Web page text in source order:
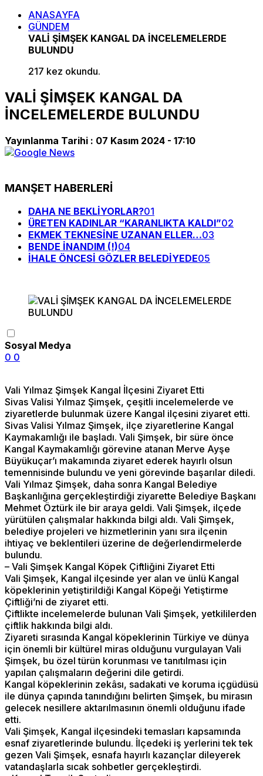
ANASAYFA
GÜNDEM
VALİ ŞİMŞEK KANGAL DA İNCELEMELERDE
BULUNDU
217 kez okundu.
VALİ ŞİMŞEK KANGAL DA
İNCELEMELERDE BULUNDU
Yayınlanma Tarihi : 07 Kasım 2024 - 17:10
MANŞET HABERLERİ
DAHA NE BEKLİYORLAR?01
ÜRETEN KADINLAR “KARANLIKTA KALDI”02
EKMEK TEKNESİNE UZANAN ELLER…03
BENDE İNANDIM (!)04
İHALE ÖNCESİ GÖZLER BELEDİYEDE05
Sosyal Medya
0 0
Vali Yılmaz Şimşek Kangal İlçesini Ziyaret Etti
Sivas Valisi Yılmaz Şimşek, çeşitli incelemelerde ve
ziyaretlerde bulunmak üzere Kangal ilçesini ziyaret etti.
Sivas Valisi Yılmaz Şimşek, ilçe ziyaretlerine Kangal
Kaymakamlığı ile başladı. Vali Şimşek, bir süre önce
Kangal Kaymakamlığı görevine atanan Merve Ayşe
Büyükuçar’ı makamında ziyaret ederek hayırlı olsun
temennisinde bulundu ve yeni görevinde başarılar diledi.
Vali Yılmaz Şimşek, daha sonra Kangal Belediye
Başkanlığına gerçekleştirdiği ziyarette Belediye Başkanı
Mehmet Öztürk ile bir araya geldi. Vali Şimşek, ilçede
yürütülen çalışmalar hakkında bilgi aldı. Vali Şimşek,
belediye projeleri ve hizmetlerinin yanı sıra ilçenin
ihtiyaç ve beklentileri üzerine de değerlendirmelerde
bulundu.
– Vali Şimşek Kangal Köpek Çiftliğini Ziyaret Etti
Vali Şimşek, Kangal ilçesinde yer alan ve ünlü Kangal
köpeklerinin yetiştirildiği Kangal Köpeği Yetiştirme
Çiftliği’ni de ziyaret etti.
Çiftlikte incelemelerde bulunan Vali Şimşek, yetkililerden
çiftlik hakkında bilgi aldı.
Ziyareti sırasında Kangal köpeklerinin Türkiye ve dünya
için önemli bir kültürel miras olduğunu vurgulayan Vali
Şimşek, bu özel türün korunması ve tanıtılması için
yapılan çalışmaların değerini dile getirdi.
Kangal köpeklerinin zekâsı, sadakati ve koruma içgüdüsü
ile dünya çapında tanındığını belirten Şimşek, bu mirasın
gelecek nesillere aktarılmasının önemli olduğunu ifade
etti.
Vali Şimşek, Kangal ilçesindeki temasları kapsamında
esnaf ziyaretlerinde bulundu. İlçedeki iş yerlerini tek tek
gezen Vali Şimşek, esnafa hayırlı kazançlar dileyerek
vatandaşlarla sıcak sohbetler gerçekleştirdi.